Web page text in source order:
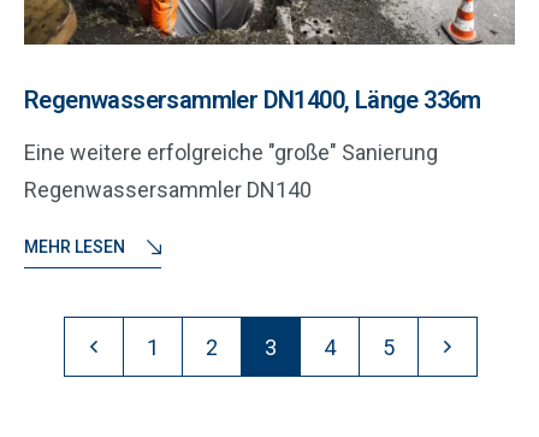
Regenwassersammler DN1400, Länge 336m
Eine weitere erfolgreiche "große" Sanierung
Regenwassersammler DN140
MEHR LESEN
1 2 3 4 5